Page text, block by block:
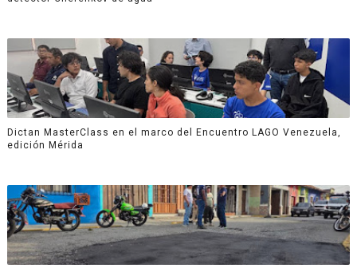
Dictan MasterClass en el marco del Encuentro LAGO Venezuela,
edición Mérida